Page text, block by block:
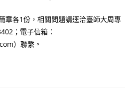
章各1份，相關問題請逕洽臺師大周專
；電子信箱：
）聯繫。